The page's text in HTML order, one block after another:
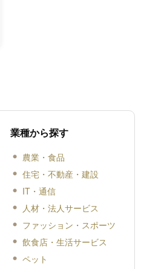
業種から探す
農業・食品
住宅・不動産・建設
IT・通信
人材・法人サービス
ファッション・スポーツ
飲食店・生活サービス
ペット